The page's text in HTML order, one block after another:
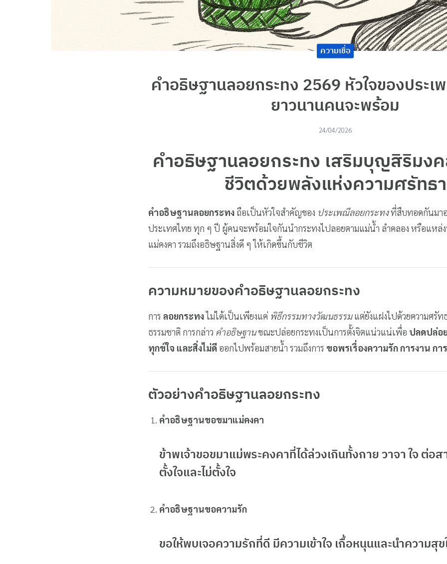
ความเชื่อ
คำอธิษฐานลอยกระทง 2569 หัวใจของประ
ยาวนานคนจะพร้อม
24/04/2026
คำอธิษฐานลอยกระทง เสริมบุญสิริมง
ชีวิตด้วยพลังแห่งความศรัทธา
คำอธิษฐานลอยกระทง ถือเป็นหัวใจสำคัญของ ประเพณีลอยกระทงที่สืบทอดกันมาอ
ประเทศไทย ทุก ๆ ปี ผู้คนจะพร้อมใจกันนำกระทงไปลอยตามแม่น้ำ ลำคลอง หรือแหล่
แม่คงคา รวมถึงอธิษฐานสิ่งดี ๆ ให้เกิดขึ้นกับชีวิต
ความหมายของคำอธิษฐานลอยกระทง
การ ลอยกระทงไม่ได้เป็นเพียงแค่ พิธีกรรมทางวัฒนธรรมแต่ยังแฝงไปด้วยความศรัท
ธรรมชาติ การกล่าว คำอธิษฐานขณะปล่อยกระทงเป็นการตั้งจิตแน่วแน่เพื่อ ปลดปล่อ
ทุกข์ใจ และสิ่งไม่ดี ออกไปพร้อมสายน้ำ รวมถึงการ ขอพรเรื่องความรัก การงาน ก
ตัวอย่างคำอธิษฐานลอยกระทง
คำอธิษฐานขอขมาแม่คงคา
ข้าพเจ้าขอขมาแม่พระคงคาที่ได้ล่วงเกินทั้งกาย วาจา ใจ ต่อส
ตั้งใจและไม่ตั้งใจ
คำอธิษฐานขอความรัก
ขอให้พบเจอความรักที่ดี มีความเข้าใจ เกื้อหนุนและนำความสุ